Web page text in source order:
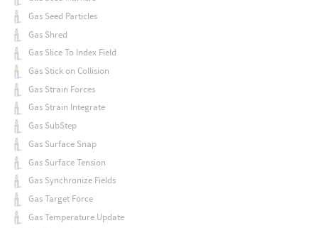
Gas Seed Particles
Gas Shred
Gas Slice To Index Field
Gas Stick on Collision
Gas Strain Forces
Gas Strain Integrate
Gas SubStep
Gas Surface Snap
Gas Surface Tension
Gas Synchronize Fields
Gas Target Force
Gas Temperature Update